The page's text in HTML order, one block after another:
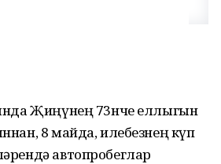
Җиңүнең 73нче еллыгын
8 майда, илебезнең күп
автопробеглар